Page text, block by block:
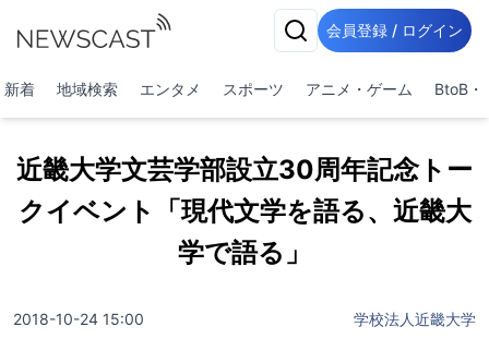
会員登録 / ログイン
新着 地域検索 エンタメ スポーツ アニメ・ゲーム BtoB・
近畿大学文芸学部設立30周年記念トー
クイベント「現代文学を語る、近畿大
学で語る」
2018-10-24 15:00 学校法人近畿大学